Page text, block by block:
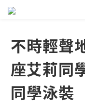
不時輕聲
座艾莉同
同學泳裝